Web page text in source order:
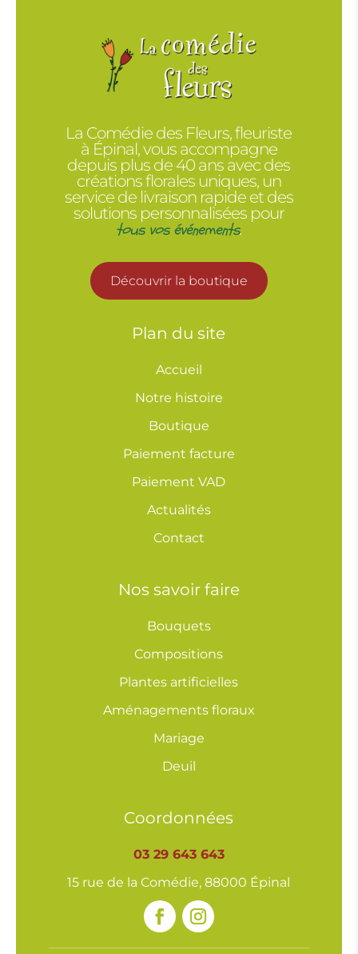
La Comédie des Fleurs, fleuriste
à Épinal, vous accompagne
depuis plus de 40 ans avec des
créations florales uniques, un
service de livraison rapide et des
solutions personnalisées pour
tous vos événements.
Découvrir la boutique
Plan du site
Accueil
Notre histoire
Boutique
Paiement facture
Paiement VAD
Actualités
Contact
Nos savoir faire
Bouquets
Compositions
Plantes artificielles
Aménagements floraux
Mariage
Deuil
Coordonnées
03 29 643 643
15 rue de la Comédie, 88000 Épinal